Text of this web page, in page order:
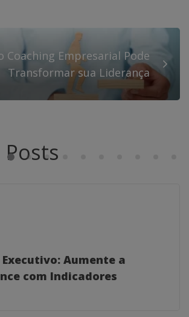
Coaching Empresarial Pode
Transformar sua Liderança
Posts
Aumente a
com Indicadores